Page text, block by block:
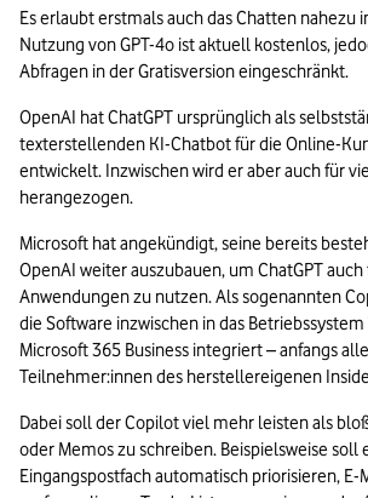
Es erlaubt erstmals auch das Chatten nahezu
Nutzung von GPT-4o ist aktuell kostenlos,
Abfragen in der Gratisversion eingeschränkt.
OpenAI hat ChatGPT ursprünglich als
texterstellenden KI-Chatbot für die Online-
entwickelt. Inzwischen wird er aber auch für
herangezogen.
Microsoft hat angekündigt, seine bereits
OpenAI weiter auszubauen, um ChatGPT
Anwendungen zu nutzen. Als sogenannten
die Software inzwischen in das
Microsoft 365 Business integriert – anfangs
Teilnehmer:innen des herstellereigenen
Dabei soll der Copilot viel mehr leisten als
oder Memos zu schreiben. Beispielsweise soll
Eingangspostfach automatisch priorisieren,